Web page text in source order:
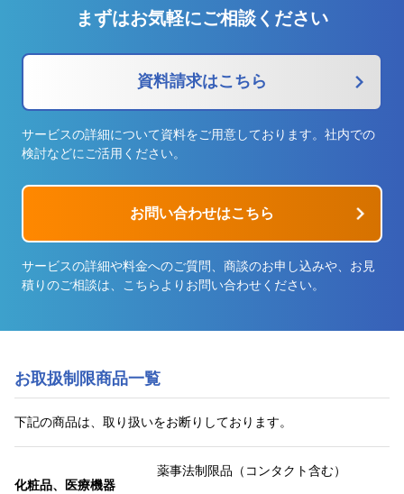
まずはお気軽にご相談ください
資料請求はこちら
サービスの詳細について資料をご用意しております。社内での
検討などにご活用ください。
お問い合わせはこちら
サービスの詳細や料金へのご質問、商談のお申し込みや、お見
積りのご相談は、こちらよりお問い合わせください。
お取扱制限商品一覧
下記の商品は、取り扱いをお断りしております。
化粧品、医療機器
薬事法制限品（コンタクト含む）